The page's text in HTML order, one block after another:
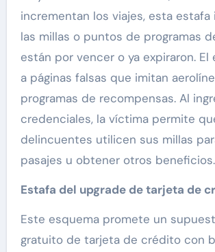
incrementan los viajes, esta estafa
las millas o puntos de programas
están por vencer o ya expiraron. El
a páginas falsas que imitan
programas de recompensas. Al
credenciales, la víctima permite
delincuentes utilicen sus millas
pasajes u obtener otros beneficios.
Estafa del upgrade de tarjeta de
Este esquema promete un
gratuito de tarjeta de crédito con